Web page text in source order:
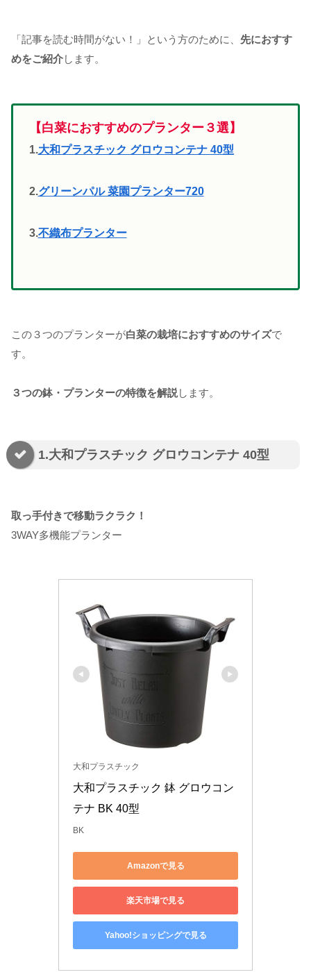
「記事を読む時間がない！」という方のために、 先におすす
めをご紹介します。
【白菜におすすめのプランター３選】
1.大和プラスチック グロウコンテナ 40型
2.グリーンパル 菜園プランター720
3.不織布プランター
この３つのプランターが白菜の栽培におすすめのサイズで
す。
３つの鉢・プランターの特徴を解説します。
1.大和プラスチック グロウコンテナ 40型
取っ手付きで移動ラクラク！
3WAY多機能プランター
大和プラスチック
大和プラスチック 鉢 グロウコン
テナ BK 40型
BK
Amazonで見る
楽天市場で見る
Yahoo!ショッピングで見る